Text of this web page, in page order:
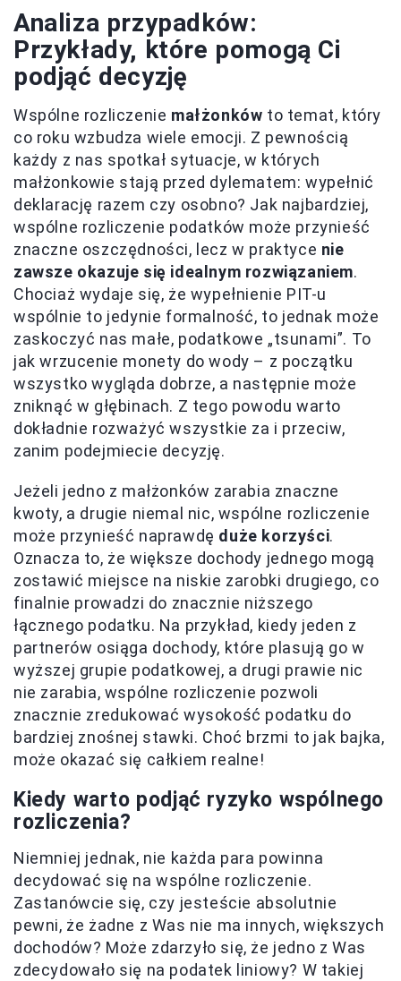
Analiza przypadków:
Przykłady, które pomogą Ci
podjąć decyzję
Wspólne rozliczenie małżonków to temat, który
co roku wzbudza wiele emocji. Z pewnością
każdy z nas spotkał sytuacje, w których
małżonkowie stają przed dylematem: wypełnić
deklarację razem czy osobno? Jak najbardziej,
wspólne rozliczenie podatków może przynieść
znaczne oszczędności, lecz w praktyce nie
zawsze okazuje się idealnym rozwiązaniem.
Chociaż wydaje się, że wypełnienie PIT-u
wspólnie to jedynie formalność, to jednak może
zaskoczyć nas małe, podatkowe „tsunami”. To
jak wrzucenie monety do wody – z początku
wszystko wygląda dobrze, a następnie może
zniknąć w głębinach. Z tego powodu warto
dokładnie rozważyć wszystkie za i przeciw,
zanim podejmiecie decyzję.
Jeżeli jedno z małżonków zarabia znaczne
kwoty, a drugie niemal nic, wspólne rozliczenie
może przynieść naprawdę duże korzyści.
Oznacza to, że większe dochody jednego mogą
zostawić miejsce na niskie zarobki drugiego, co
finalnie prowadzi do znacznie niższego
łącznego podatku. Na przykład, kiedy jeden z
partnerów osiąga dochody, które plasują go w
wyższej grupie podatkowej, a drugi prawie nic
nie zarabia, wspólne rozliczenie pozwoli
znacznie zredukować wysokość podatku do
bardziej znośnej stawki. Choć brzmi to jak bajka,
może okazać się całkiem realne!
Kiedy warto podjąć ryzyko wspólnego
rozliczenia?
Niemniej jednak, nie każda para powinna
decydować się na wspólne rozliczenie.
Zastanówcie się, czy jesteście absolutnie
pewni, że żadne z Was nie ma innych, większych
dochodów? Może zdarzyło się, że jedno z Was
zdecydowało się na podatek liniowy? W takiej